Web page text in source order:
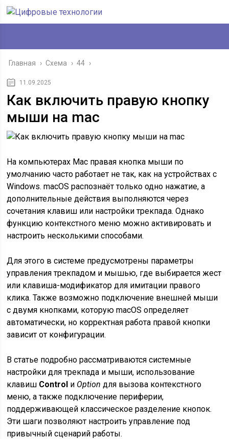
Главная › Схема › 44 ›
11.09.2025
Как включить правую кнопку
мыши на mac
На компьютерах Mac правая кнопка мыши по
умолчанию часто работает не так, как на устройствах с
Windows. macOS распознаёт только одно нажатие, а
дополнительные действия выполняются через
сочетания клавиш или настройки трекпада. Однако
функцию контекстного меню можно активировать и
настроить несколькими способами.
Для этого в системе предусмотрены параметры
управления трекпадом и мышью, где выбирается жест
или клавиша-модификатор для имитации правого
клика. Также возможно подключение внешней мыши
с двумя кнопками, которую macOS определяет
автоматически, но корректная работа правой кнопки
зависит от конфигурации.
В статье подробно рассматриваются системные
настройки для трекпада и мыши, использование
клавиш Control и Option для вызова контекстного
меню, а также подключение периферии,
поддерживающей классическое разделение кнопок.
Эти шаги позволяют настроить управление под
привычный сценарий работы.